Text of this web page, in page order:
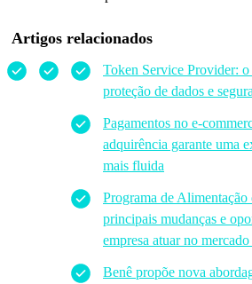
Artigos relacionados
Token Service Provider:
proteção de dados e
Pagamentos no e-
adquirência garante uma
mais fluida
Programa de
principais mudanças e
empresa atuar no
Benê propõe nova